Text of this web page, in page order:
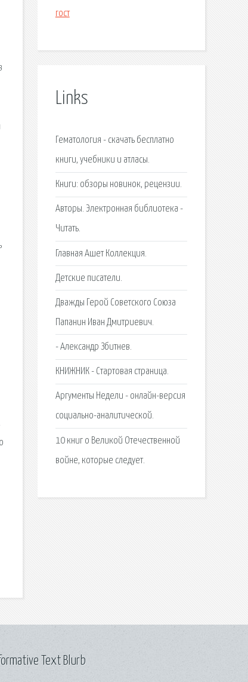
гост
Links
Гематология - скачать бесплатно
книги, учебники и атласы.
Книги: обзоры новинок, рецензии.
Авторы. Электронная библиотека -
Читать.
Главная Ашет Коллекция.
Детские писатели.
Дважды Герой Советского Союза
Папанин Иван Дмитриевич.
- Александр Збитнев.
КНИЖНИК - Стартовая страница.
Аргументы Недели - онлайн-версия
социально-аналитической.
10 книг о Великой Отечественной
войне, которые следует.
Text Blurb